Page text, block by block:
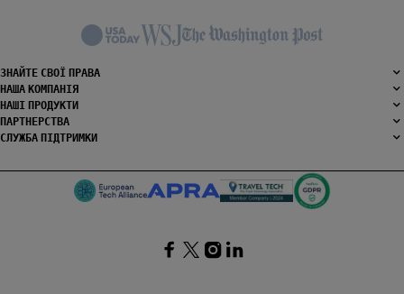
ЗНАЙТЕ СВОЇ ПРАВА
НАША КОМПАНІЯ
НАШІ ПРОДУКТИ
ПАРТНЕРСТВА
СЛУЖБА ПІДТРИМКИ